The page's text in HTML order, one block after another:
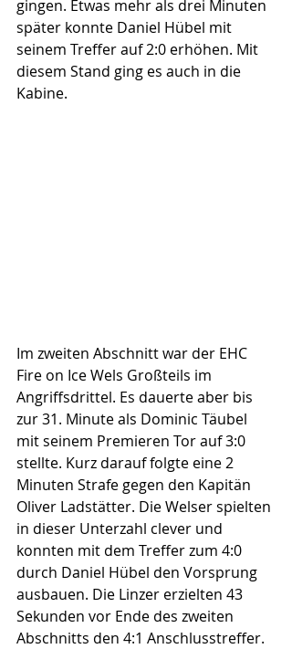
gingen. Etwas mehr als drei Minuten
später konnte Daniel Hübel mit
seinem Treffer auf 2:0 erhöhen. Mit
diesem Stand ging es auch in die
Kabine.
Im zweiten Abschnitt war der EHC
Fire on Ice Wels Großteils im
Angriffsdrittel. Es dauerte aber bis
zur 31. Minute als Dominic Täubel
mit seinem Premieren Tor auf 3:0
stellte. Kurz darauf folgte eine 2
Minuten Strafe gegen den Kapitän
Oliver Ladstätter. Die Welser spielten
in dieser Unterzahl clever und
konnten mit dem Treffer zum 4:0
durch Daniel Hübel den Vorsprung
ausbauen. Die Linzer erzielten 43
Sekunden vor Ende des zweiten
Abschnitts den 4:1 Anschlusstreffer.